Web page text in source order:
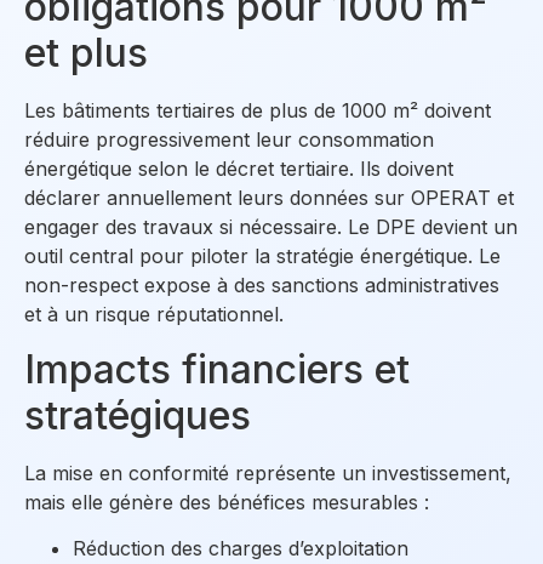
et plus
Les bâtiments tertiaires de plus de 1000 m² doivent
réduire progressivement leur consommation
énergétique selon le décret tertiaire. Ils doivent
déclarer annuellement leurs données sur OPERAT et
engager des travaux si nécessaire. Le DPE devient un
outil central pour piloter la stratégie énergétique. Le
non-respect expose à des sanctions administratives
et à un risque réputationnel.
Impacts financiers et
stratégiques
La mise en conformité représente un investissement,
mais elle génère des bénéfices mesurables :
Réduction des charges d’exploitation